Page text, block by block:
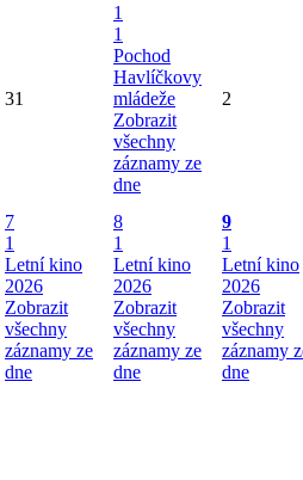
31
1
1
Pochod
Havlíčkovy
mládeže
Zobrazit
všechny
záznamy ze
dne
2
7
1
Letní kino
2026
Zobrazit
všechny
záznamy ze
dne
8
1
Letní kino
2026
Zobrazit
všechny
záznamy ze
dne
9
1
Letní kino
2026
Zobrazit
všechny
záznamy
dne